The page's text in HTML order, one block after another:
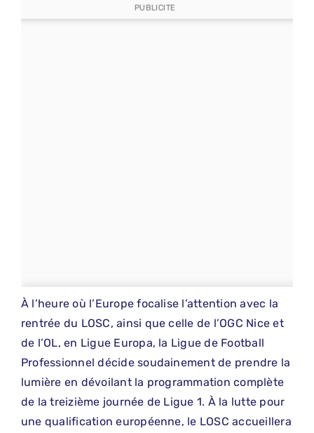
PUBLICITE
À l’heure où l’Europe focalise l’attention avec la
rentrée du LOSC, ainsi que celle de l’OGC Nice et
de l’OL, en Ligue Europa, la Ligue de Football
Professionnel décide soudainement de prendre la
lumière en dévoilant la programmation complète
de la treizième journée de Ligue 1. À la lutte pour
une qualification européenne, le LOSC accueillera